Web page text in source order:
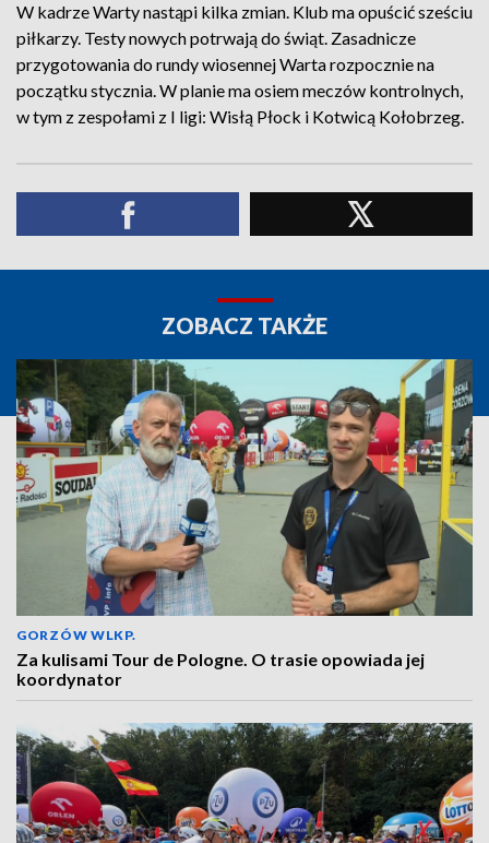
W kadrze Warty nastąpi kilka zmian. Klub ma opuścić sześciu
piłkarzy. Testy nowych potrwają do świąt. Zasadnicze
przygotowania do rundy wiosennej Warta rozpocznie na
początku stycznia. W planie ma osiem meczów kontrolnych,
w tym z zespołami z I ligi: Wisłą Płock i Kotwicą Kołobrzeg.
ZOBACZ TAKŻE
GORZÓW WLKP.
Za kulisami Tour de Pologne. O trasie opowiada jej
koordynator